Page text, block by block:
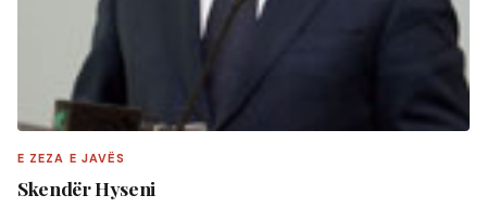
E ZEZA E JAVËS
Skendër Hyseni